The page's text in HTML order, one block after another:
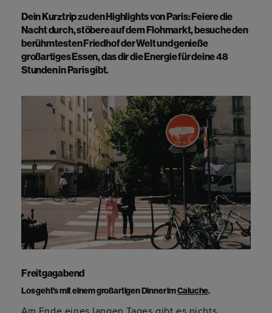
Dein Kurztrip zu den Highlights von Paris: Feiere die
Nacht durch, stöbere auf dem Flohmarkt, besuche den
berühmtesten Friedhof der Welt und genieße
großartiges Essen, das dir die Energie für deine 48
Stunden in Paris gibt.
Freitgagabend
Los geht’s mit einem großartigen Dinner imCaluche.